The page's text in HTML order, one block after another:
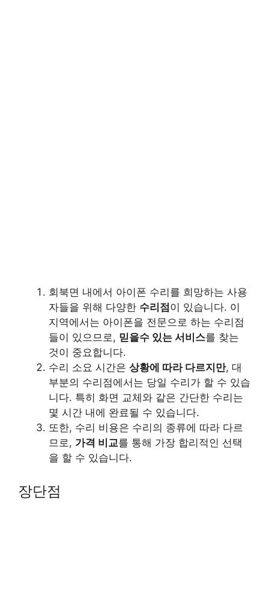
회북면 내에서 아이폰 수리를 희망하는 사용
자들을 위해 다양한 수리점이 있습니다. 이
지역에서는 아이폰을 전문으로 하는 수리점
들이 있으므로, 믿을수 있는 서비스를 찾는
것이 중요합니다.
수리 소요 시간은 상황에 따라 다르지만, 대
부분의 수리점에서는 당일 수리가 할 수 있습
니다. 특히 화면 교체와 같은 간단한 수리는
몇 시간 내에 완료될 수 있습니다.
또한, 수리 비용은 수리의 종류에 따라 다르
므로, 가격 비교를 통해 가장 합리적인 선택
을 할 수 있습니다.
장단점